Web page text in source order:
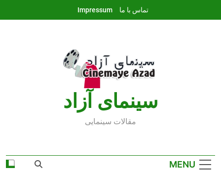
تماس با ما Impressum
سينماى آزاد
مقالات سينمايى
MENU